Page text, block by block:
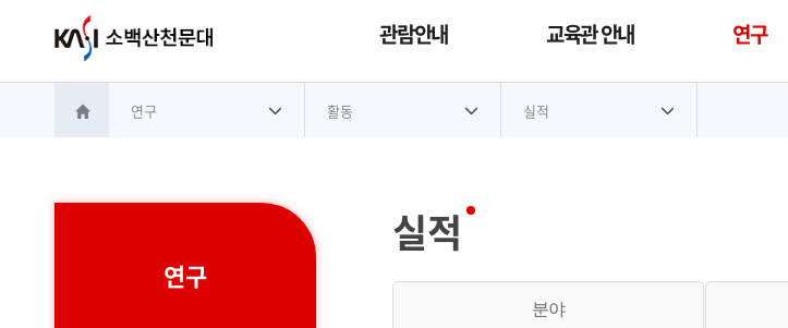
관람안내 교육관 안내 연구
홈으로 이동
연구 활동 실적
연구
실적
분야